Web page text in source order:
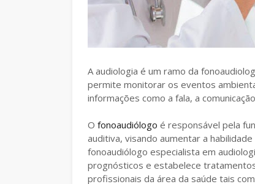
A audiologia é um ramo da
permite monitorar os eventos
informações como a fala, a
O fonoaudiólogo é responsável pela
auditiva, visando aumentar a
fonoaudiólogo especialista em
prognósticos e estabelece
profissionais da área da saúde tais